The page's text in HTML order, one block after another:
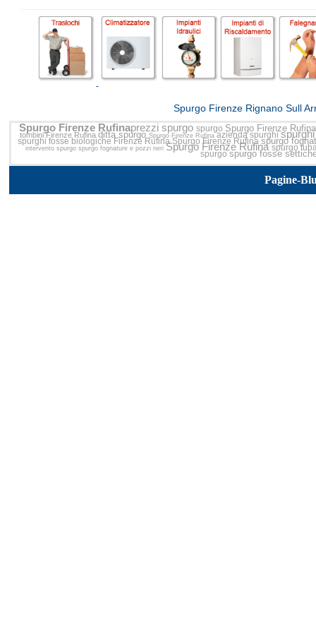
Spurgo Firenze Rignano Sull
Spurgo Firenze Rufinaprezzi spurgo spurgo Spurgo Firenze
tombini Firenze Rufina ditta spurgoSpurgo Firenze Rufina azienda spurghi
spurghi fosse biologiche Firenze RufinaSpurgo Firenze Rufina spurgo
intervento spurgo spurgo fognature e pozzi neri Spurgo Firenze Rufina spurgo
spurgo spurgo fosse
Pagine-